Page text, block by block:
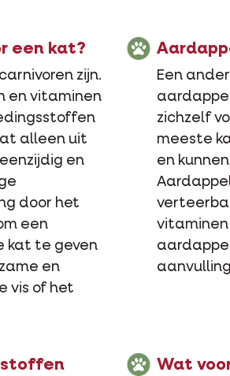
een kat?
zijn.
en vitaminen
alleen uit
en
door het
een
kat te geven
en
vis of het
Een
zichzelf
meeste
en
vitaminen
stoffen
Wat